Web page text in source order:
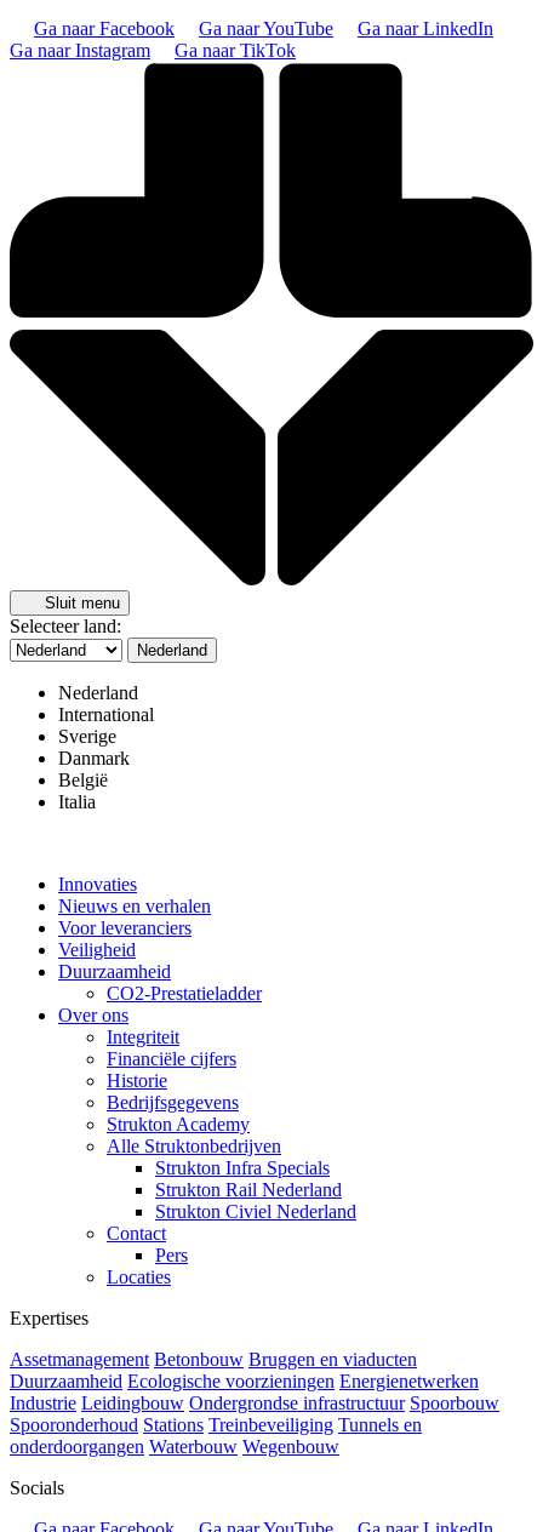
Ga naar Facebook Ga naar YouTube
Ga naar LinkedIn
Ga naar Instagram
Ga naar TikTok
Sluit menu
Selecteer land:
Nederland
Nederland
International
Sverige
Danmark
België
Italia
Innovaties
Nieuws en verhalen
Voor leveranciers
Veiligheid
Duurzaamheid
CO2-Prestatieladder
Over ons
Integriteit
Financiële cijfers
Historie
Bedrijfsgegevens
Strukton Academy
Alle Struktonbedrijven
Strukton Infra Specials
Strukton Rail Nederland
Strukton Civiel Nederland
Contact
Pers
Locaties
Expertises
Assetmanagement Betonbouw Bruggen en viaducten
Duurzaamheid Ecologische voorzieningen Energienetwerken
Industrie Leidingbouw Ondergrondse infrastructuur Spoorbouw
Spooronderhoud Stations Treinbeveiliging Tunnels en
onderdoorgangen Waterbouw Wegenbouw
Socials